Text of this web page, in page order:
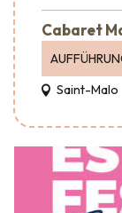
Cabaret
Saint-Malo